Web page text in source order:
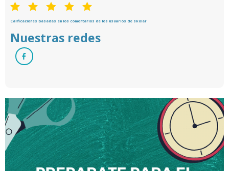
Calificaciones basadas en los comentarios de los usuarios de skolar
Nuestras redes